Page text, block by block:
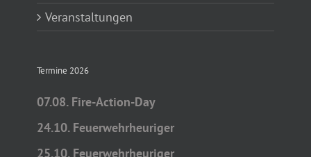
Veranstaltungen
Termine 2026
07.08. Fire-Action-Day
24.10. Feuerwehrheuriger
25.10. Feuerwehrheuriger